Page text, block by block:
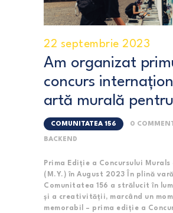
22 septembrie 2023
Am organizat
concurs
artă murală
COMUNITATEA 156 0
BACKEND
Prima Ediție a Concursului
(M.Y.) în August 2023 În plină
Comunitatea 156 a strălucit în
și a creativității, marcând un
memorabil – prima ediție a